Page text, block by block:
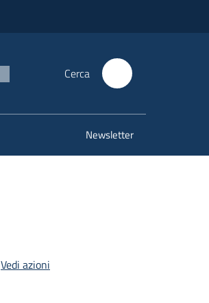
Cerca
Newsletter
Vedi azioni